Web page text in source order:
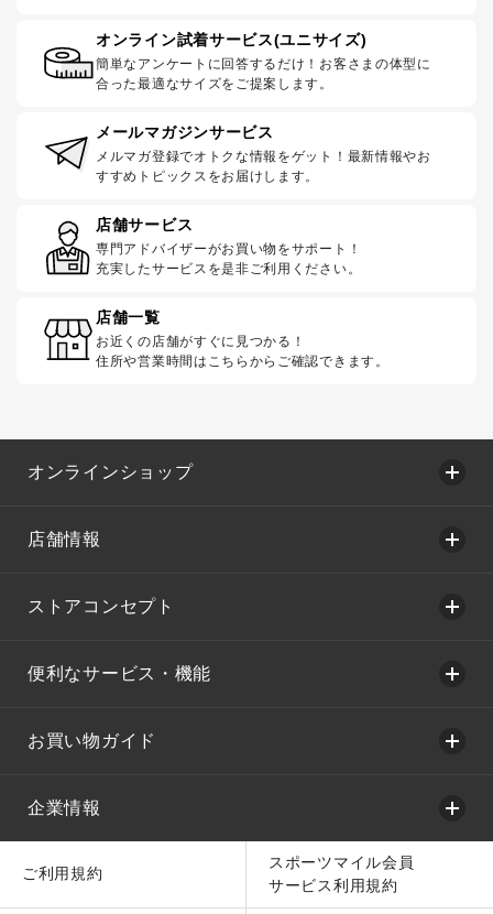
オンライン試着サービス(ユニサイズ)
簡単なアンケートに回答するだけ！お客さまの体型に
合った最適なサイズをご提案します。
メールマガジンサービス
メルマガ登録でオトクな情報をゲット！最新情報やお
すすめトピックスをお届けします。
店舗サービス
専門アドバイザーがお買い物をサポート！
充実したサービスを是非ご利用ください。
店舗一覧
お近くの店舗がすぐに見つかる！
住所や営業時間はこちらからご確認できます。
オンラインショップ
店舗情報
ストアコンセプト
便利なサービス・機能
お買い物ガイド
企業情報
ご利用規約
スポーツマイル会員
サービス利用規約